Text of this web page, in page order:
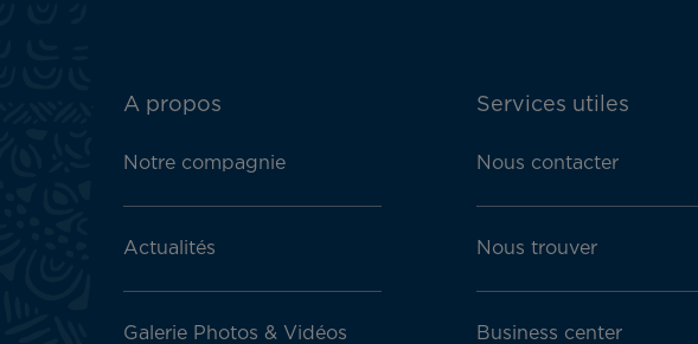
ATN:
menu
A propos
Notre compagnie
Actualités
Galerie Photos & Vidéos
Services utiles
Nous contacter
Nous trouver
Business center